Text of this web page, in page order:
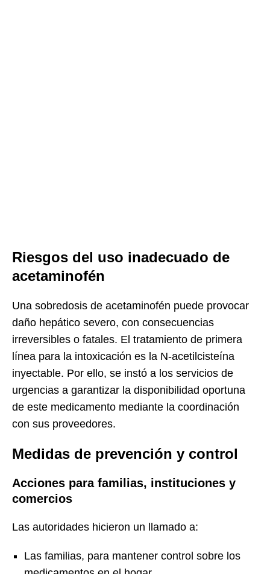
Riesgos del uso inadecuado de
acetaminofén
Una sobredosis de acetaminofén puede provocar
daño hepático severo, con consecuencias
irreversibles o fatales. El tratamiento de primera
línea para la intoxicación es la N-acetilcisteína
inyectable. Por ello, se instó a los servicios de
urgencias a garantizar la disponibilidad oportuna
de este medicamento mediante la coordinación
con sus proveedores.
Medidas de prevención y control
Acciones para familias, instituciones y
comercios
Las autoridades hicieron un llamado a:
Las familias, para mantener control sobre los